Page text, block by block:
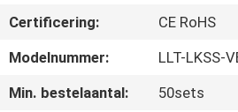
FABRIEKSREIS
Certificering:
CE RoHS
Modelnummer:
LLT-LKSS-
Min. bestelaantal:
50sets